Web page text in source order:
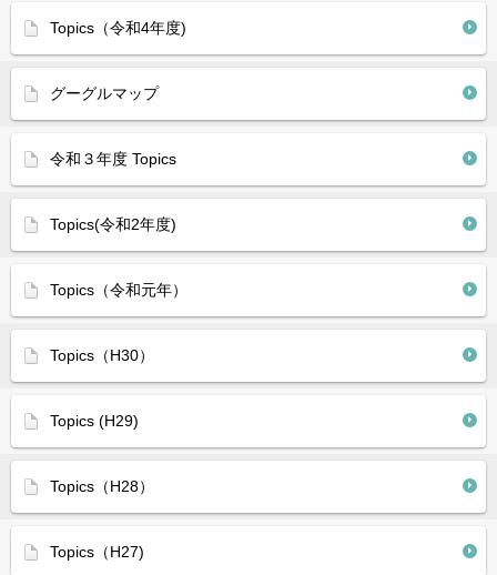
Topics（令和4年度)
グーグルマップ
令和３年度 Topics
Topics(令和2年度)
Topics（令和元年）
Topics（H30）
Topics (H29)
Topics（H28）
Topics（H27)